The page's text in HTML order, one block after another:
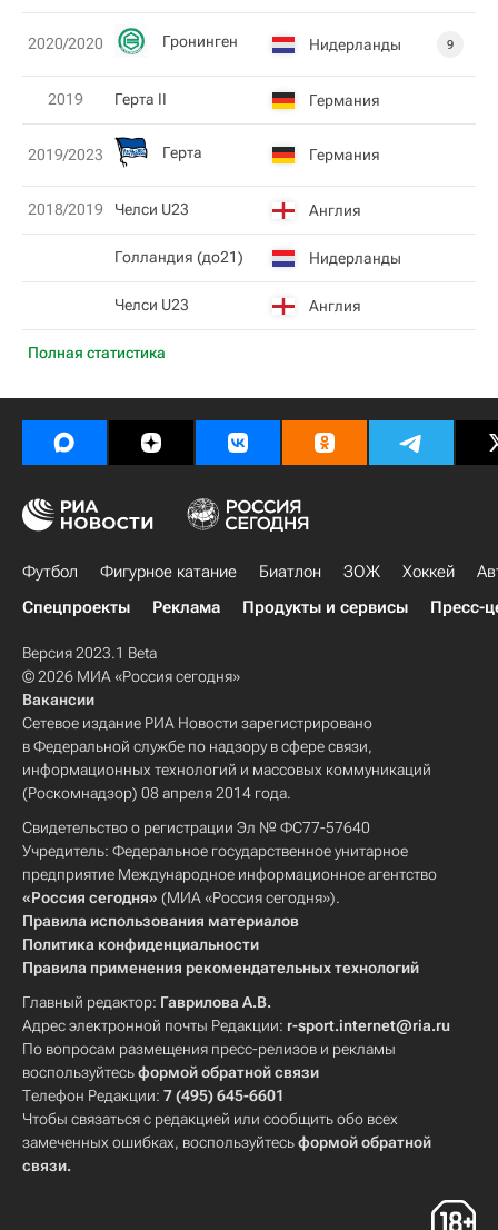
Полная статистика
2020/2020 Гронинген Нидерланды 9
2019 Герта II Германия
2019/2023 Герта Германия
2018/2019 Челси U23 Англия
Голландия (до21) Нидерланды
Челси U23 Англия
Футбол Фигурное катание Биатлон ЗОЖ Хоккей
Спецпроекты
Реклама Продукты и сервисы Пресс-
Версия 2023.1 Beta
© 2026 МИА «Россия сегодня»
Вакансии
Сетевое издание РИА Новости зарегистрировано
в Федеральной службе по надзору в сфере связи,
информационных технологий и массовых коммуникаций
(Роскомнадзор) 08 апреля 2014 года.
Свидетельство о регистрации Эл № ФС77-57640
Учредитель: Федеральное государственное унитарное
предприятие Международное информационное агентство
«Россия сегодня» (МИА «Россия сегодня»).
Правила использования материалов
Политика конфиденциальности
Правила применения рекомендательных технологий
Главный редактор: Гаврилова А.В.
Адрес электронной почты Редакции: r-sport.internet@ria.ru
По вопросам размещения пресс-релизов и рекламы
воспользуйтесьформой обратной связи
Телефон Редакции: 7 (495) 645-6601
Чтобы связаться с редакцией или сообщить обо всех
замеченных ошибках, воспользуйтесьформой обратной
связи.